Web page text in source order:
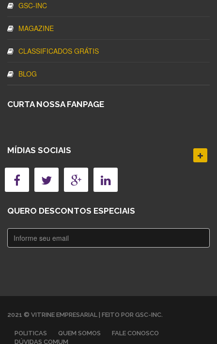
GSC-INC
MAGAZINE
CLASSIFICADOS GRÁTIS
BLOG
CURTA NOSSA FANPAGE
MÍDIAS SOCIAIS
QUERO DESCONTOS ESPECIAIS
2021 © VITRINE EMPRESARIAL | FEITO POR GSC-INC.
POLITICAS QUEM SOMOS
FALE CONOSCO
DÚVIDAS COMUM